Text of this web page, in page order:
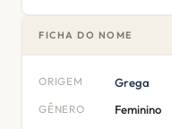
FICHA DO NOME
ORIGEM Grega
GÊNERO Feminino